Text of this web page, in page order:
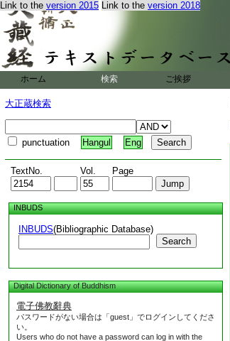
Link to the version 2015 Link to the version 2018
ホーム 検索 ご挨拶
大正蔵検索
punctuation Hangul Eng
TextNo. Vol. Page
INBUDS
INBUDS(Bibliographic Database)
Search
Digital Dictionary of Buddhism
電子佛教辭典
パスワードがない場合は「guest」でログインしてくださ
い。
Users who do not have a password can log in with the